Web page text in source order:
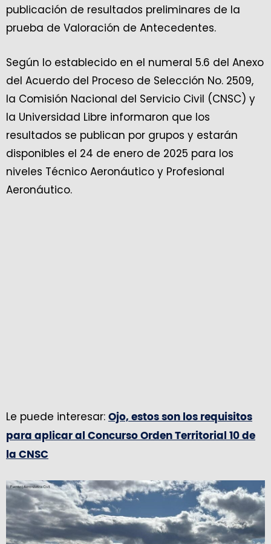
publicación de resultados preliminares de la
prueba de Valoración de Antecedentes.
Según lo establecido en el numeral 5.6 del Anexo
del Acuerdo del Proceso de Selección No. 2509,
la Comisión Nacional del Servicio Civil (CNSC) y
la Universidad Libre informaron que los
resultados se publican por grupos y estarán
disponibles el 24 de enero de 2025 para los
niveles Técnico Aeronáutico y Profesional
Aeronáutico.
Le puede interesar: Ojo, estos son los requisitos
para aplicar al Concurso Orden Territorial 10 de
la CNSC